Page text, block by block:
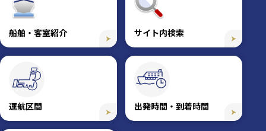
船舶・客室紹介 サイト内検索
運航区間 出発時間・到着時間